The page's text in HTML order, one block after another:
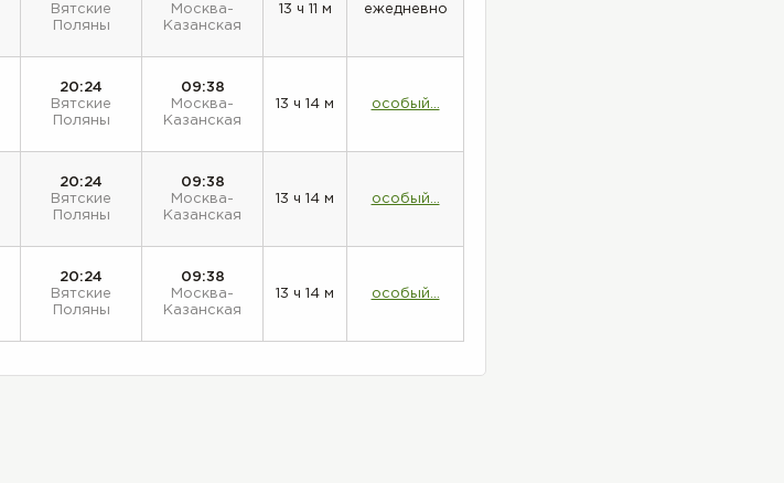
Вятские
Поляны
Москва-
Казанская
13 ч 11 м ежедневно
20:24
Вятские
Поляны
09:38
Москва-
Казанская
13 ч 14 м особый...
20:24
Вятские
Поляны
09:38
Москва-
Казанская
13 ч 14 м особый...
20:24
Вятские
Поляны
09:38
Москва-
Казанская
13 ч 14 м особый...